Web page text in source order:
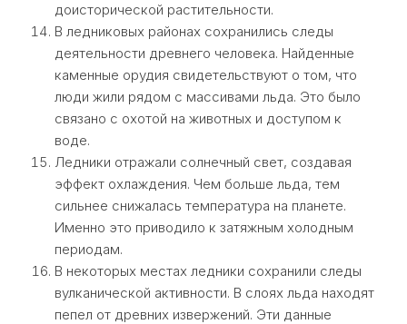
доисторической растительности.
В ледниковых районах сохранились следы
деятельности древнего человека. Найденные
каменные орудия свидетельствуют о том, что
люди жили рядом с массивами льда. Это было
связано с охотой на животных и доступом к
воде.
Ледники отражали солнечный свет, создавая
эффект охлаждения. Чем больше льда, тем
сильнее снижалась температура на планете.
Именно это приводило к затяжным холодным
периодам.
В некоторых местах ледники сохранили следы
вулканической активности. В слоях льда находят
пепел от древних извержений. Эти данные